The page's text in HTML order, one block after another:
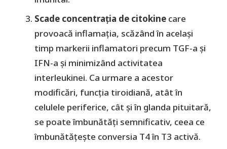
Scade concentrația de citokine care
provoacă inflamația, scăzând în același
timp markerii inflamatori precum TGF-a și
IFN-a și minimizând activitatea
interleukinei. Ca urmare a acestor
modificări, funcția tiroidiană, atât în ​​
celulele periferice, cât și în glanda pituitară,
se poate îmbunătăți semnificativ, ceea ce
îmbunătățește conversia T4 în T3 activă.